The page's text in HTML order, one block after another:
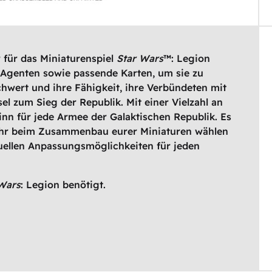
für das Miniaturenspiel Star Wars™: Legion
sowie passende Karten, um sie zu
und ihre Fähigkeit, ihre Verbündeten mit
zum Sieg der Republik. Mit einer Vielzahl an
für jede Armee der Galaktischen Republik. Es
beim Zusammenbau eurer Miniaturen wählen
Anpassungsmöglichkeiten für jeden
: Legion benötigt.